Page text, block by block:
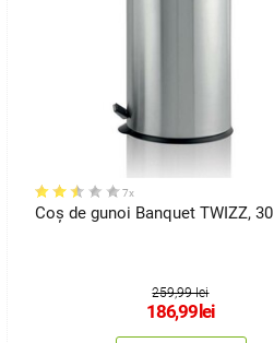
7x
Coș de gunoi Banquet TWIZZ, 30 l
259,99 lei
186,99lei